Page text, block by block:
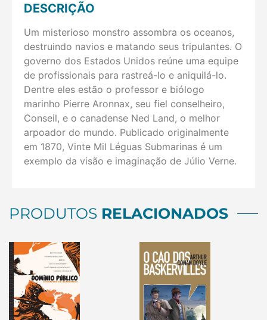
DESCRIÇÃO
Um misterioso monstro assombra os oceanos,
destruindo navios e matando seus tripulantes. O
governo dos Estados Unidos reúne uma equipe
de profissionais para rastreá-lo e aniquilá-lo.
Dentre eles estão o professor e biólogo
marinho Pierre Aronnax, seu fiel conselheiro,
Conseil, e o canadense Ned Land, o melhor
arpoador do mundo. Publicado originalmente
em 1870, Vinte Mil Léguas Submarinas é um
exemplo da visão e imaginação de Júlio Verne.
PRODUTOS RELACIONADOS